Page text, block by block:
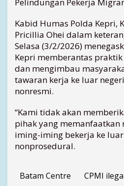
o
b
o
k
Kabid Humas Polda Kepri,
Pricillia Ohei dalam
Selasa (3/2/2026)
Kepri memberantas
dan mengimbau
tawaran kerja ke luar
nonresmi.
“Kami tidak akan
pihak yang memanfaatkan
iming-iming bekerja ke
nonprosedural.
Batam Centre CPMI